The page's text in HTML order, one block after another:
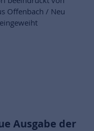
Offenbach / Neu
Ausgabe der